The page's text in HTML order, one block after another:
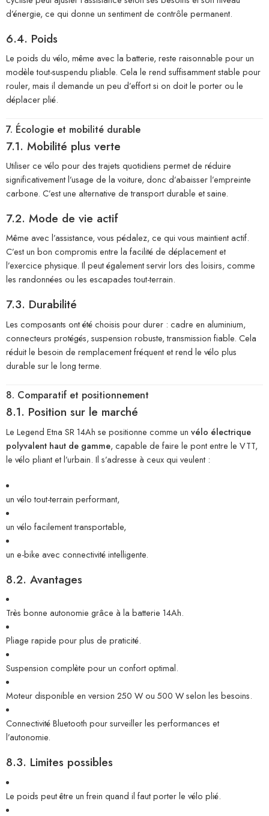
d’énergie, ce qui donne un sentiment de contrôle permanent.
6.4. Poids
Le poids du vélo, même avec la batterie, reste raisonnable pour un
modèle tout-suspendu pliable. Cela le rend suffisamment stable pour
rouler, mais il demande un peu d’effort si on doit le porter ou le
déplacer plié.
7. Écologie et mobilité durable
7.1. Mobilité plus verte
Utiliser ce vélo pour des trajets quotidiens permet de réduire
significativement l’usage de la voiture, donc d’abaisser l’empreinte
carbone. C’est une alternative de transport durable et saine.
7.2. Mode de vie actif
Même avec l’assistance, vous pédalez, ce qui vous maintient actif.
C’est un bon compromis entre la facilité de déplacement et
l’exercice physique. Il peut également servir lors des loisirs, comme
les randonnées ou les escapades tout-terrain.
7.3. Durabilité
Les composants ont été choisis pour durer : cadre en aluminium,
connecteurs protégés, suspension robuste, transmission fiable. Cela
réduit le besoin de remplacement fréquent et rend le vélo plus
durable sur le long terme.
8. Comparatif et positionnement
8.1. Position sur le marché
Le Legend Etna SR 14Ah se positionne comme un vélo électrique
polyvalent haut de gamme, capable de faire le pont entre le VTT,
le vélo pliant et l’urbain. Il s’adresse à ceux qui veulent :
un vélo tout-terrain performant,
un vélo facilement transportable,
un e-bike avec connectivité intelligente.
8.2. Avantages
Très bonne autonomie grâce à la batterie 14Ah.
Pliage rapide pour plus de praticité.
Suspension complète pour un confort optimal.
Moteur disponible en version 250 W ou 500 W selon les besoins.
Connectivité Bluetooth pour surveiller les performances et
l’autonomie.
8.3. Limites possibles
Le poids peut être un frein quand il faut porter le vélo plié.